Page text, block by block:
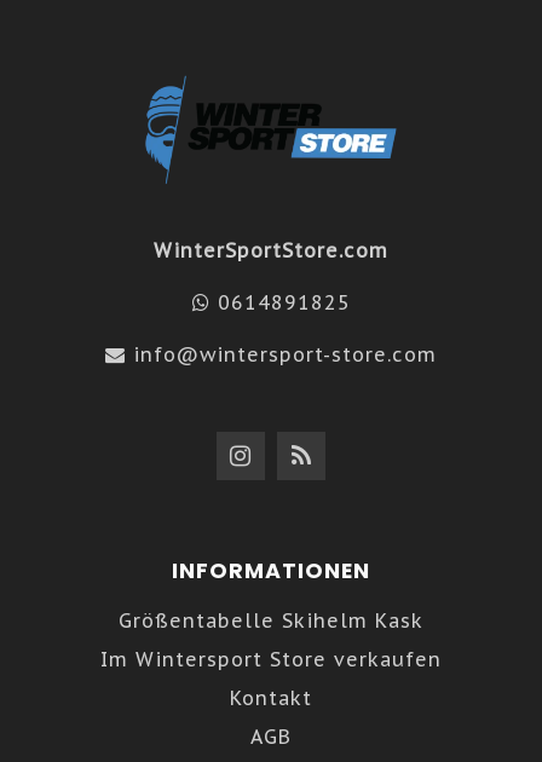
WinterSportStore.com
0614891825
info@wintersport-store.com
INFORMATIONEN
Größentabelle Skihelm Kask
Im Wintersport Store verkaufen
Kontakt
AGB